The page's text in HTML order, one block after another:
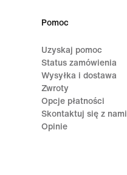
Pomoc
Uzyskaj pomoc
Status zamówienia
Wysyłka i dostawa
Zwroty
Opcje płatności
Skontaktuj się z nami
Opinie